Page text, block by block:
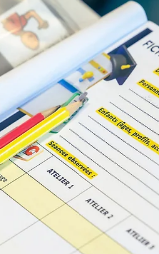
Hennebont
Découvrez les nouvelles activités ludo-
pédagogiques adaptées de la
ScoPoly à Hennebont. Jeux éducatifs,
de communication, motricité fine, repérage
spatial, logique, langage et jeux de société
inclusifs : une offre pensée pour les enfants
adolescents polyhandicapés. Accessible via
l’adhésion à l’association dès 40 €, le service
de prêt du Centre Ressources ScoPoly
accompagne familles, enseignants et
professionnels du médico-social.